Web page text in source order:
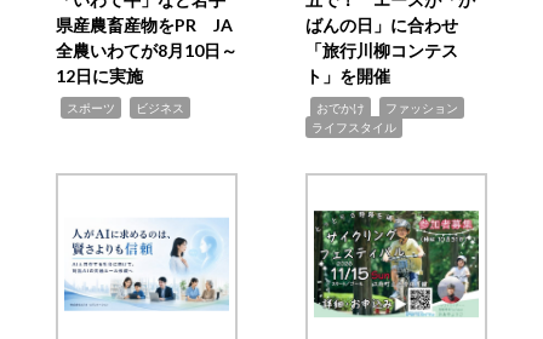
県産農畜産物をPR JA
全農いわてが8月10日～
12日に実施
スポーツ ビジネス
ばんの日」に合わせ
「旅行川柳コンテス
ト」を開催
おでかけ ファッション
ライフスタイル